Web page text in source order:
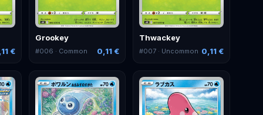
€
Grookey
#006 · Common 0,11 €
Thwackey
#007 · Uncommon 0,11 €